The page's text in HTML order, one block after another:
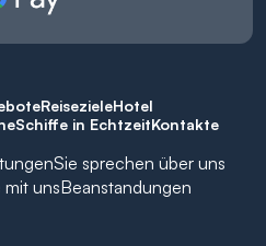
ReisezieleHotel
Schiffe in EchtzeitKontakte
Sie sprechen über uns
mit unsBeanstandungen